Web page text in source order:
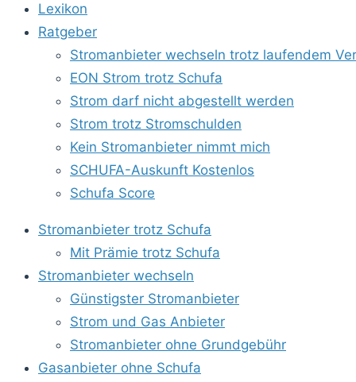
Lexikon
Ratgeber
Stromanbieter wechseln trotz laufendem
EON Strom trotz Schufa
Strom darf nicht abgestellt werden
Strom trotz Stromschulden
Kein Stromanbieter nimmt mich
SCHUFA-Auskunft Kostenlos
Schufa Score
Stromanbieter trotz Schufa
Mit Prämie trotz Schufa
Stromanbieter wechseln
Günstigster Stromanbieter
Strom und Gas Anbieter
Stromanbieter ohne Grundgebühr
Gasanbieter ohne Schufa